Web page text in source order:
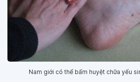
Nam giới có thể bấm huyệt chữa yếu